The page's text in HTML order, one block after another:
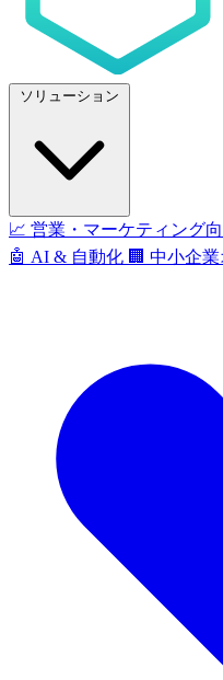
ソリューション
📈 営業・マーケティング
🤖 AI & 自動化 🏢 中小企